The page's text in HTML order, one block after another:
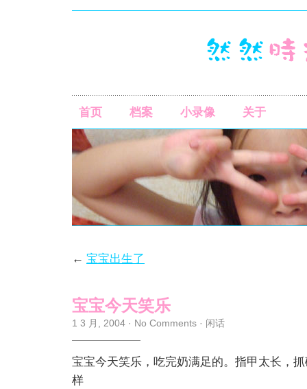
首页 档案 小录像 关于
← 宝宝出生了
宝宝今天笑乐
1 3 月, 2004 · No Comments · 闲话
宝宝今天笑乐，吃完奶满足的。指甲太长，
样